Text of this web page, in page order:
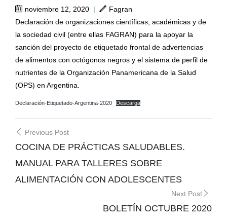
noviembre 12, 2020 |
Fagran
Declaración de organizaciones científicas, académicas y de
la sociedad civil (entre ellas FAGRAN) para la apoyar la
sanción del proyecto de etiquetado frontal de advertencias
de alimentos con octógonos negros y el sistema de perfil de
nutrientes de la Organización Panamericana de la Salud
(OPS) en Argentina.
Declaración-Etiquetado-Argentina-2020 Descarga
Post
navigation
Previous Post
COCINA DE PRÁCTICAS SALUDABLES.
MANUAL PARA TALLERES SOBRE
ALIMENTACIÓN CON ADOLESCENTES
Next Post
BOLETÍN OCTUBRE 2020